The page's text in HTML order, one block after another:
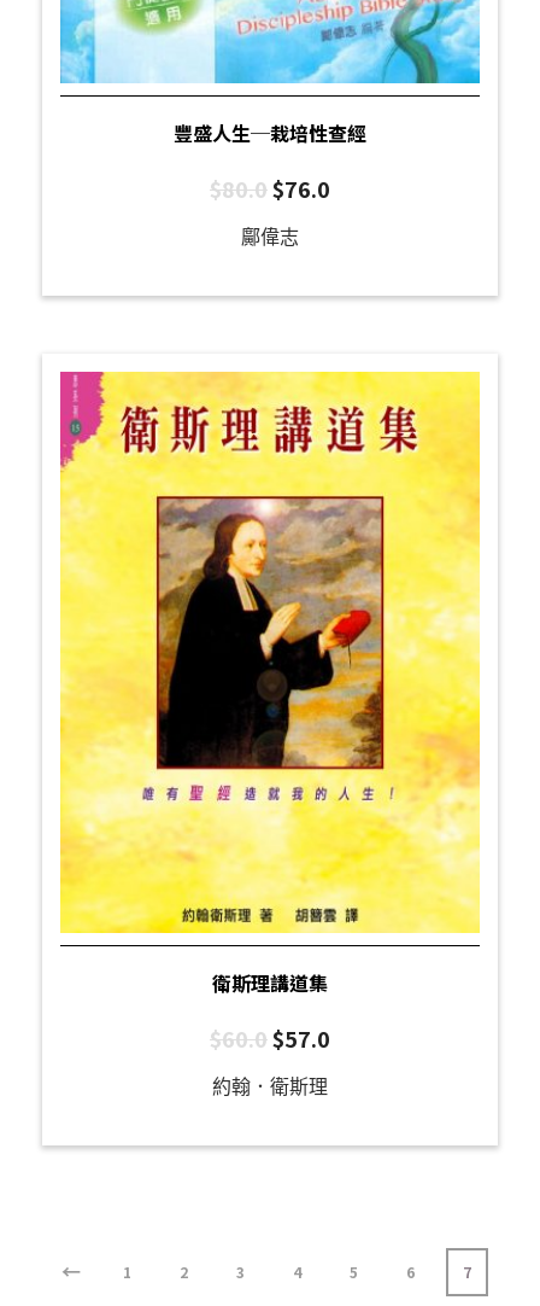
豐盛人生─栽培性查經
$80.0$76.0
鄺偉志
衛斯理講道集
$60.0$57.0
約翰．衛斯理
← 1 2 3 4 5 6 7